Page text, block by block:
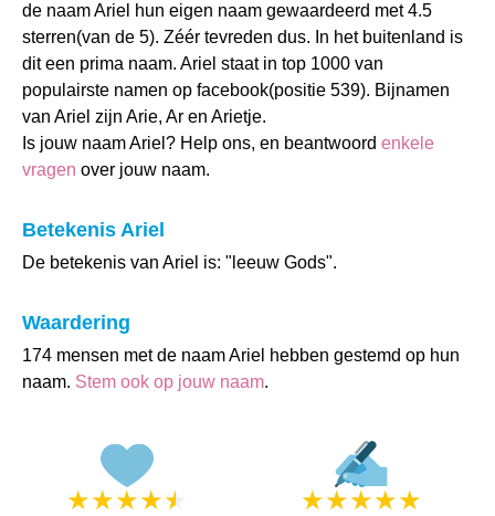
de naam Ariel hun eigen naam gewaardeerd met 4.5
sterren(van de 5). Zéér tevreden dus. In het buitenland is
dit een prima naam. Ariel staat in top 1000 van
populairste namen op facebook(positie 539). Bijnamen
van Ariel zijn Arie, Ar en Arietje.
Is jouw naam Ariel? Help ons, en beantwoord enkele
vragen over jouw naam.
Betekenis Ariel
De betekenis van Ariel is: "leeuw Gods".
Waardering
174 mensen met de naam Ariel hebben gestemd op hun
naam. Stem ook op jouw naam.
★★★★★ ★★★★★